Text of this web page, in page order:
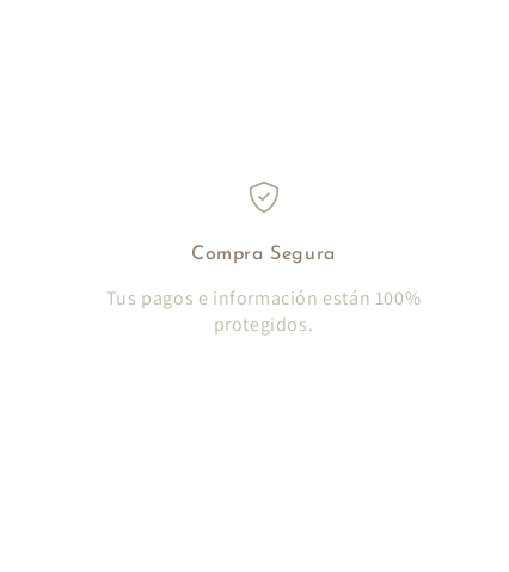
Compra Segura
Tus pagos e información están 100%
protegidos.